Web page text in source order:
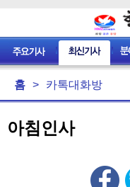
홈 > 카톡대화방
아침인사